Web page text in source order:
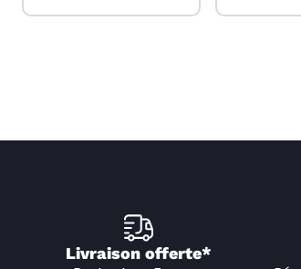
Livraison offerte*